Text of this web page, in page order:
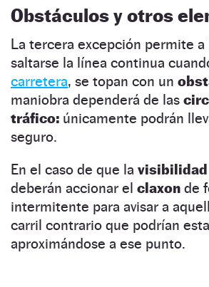
Obstáculos y otros
La tercera excepción permite
saltarse la línea continua
carretera, se topan con un
maniobra dependerá de las
tráfico: únicamente podrán
seguro.
En el caso de que la visibilidad
deberán accionar el claxon de
intermitente para avisar a
carril contrario que podrían
aproximándose a ese punto.